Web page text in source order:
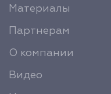
Материалы
Партнерам
О компании
Видео